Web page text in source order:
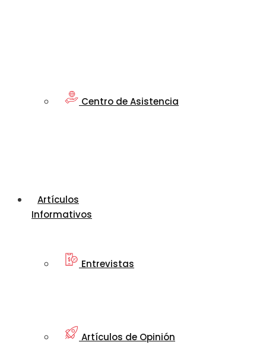
Centro de Asistencia
Artículos
Informativos
Entrevistas
Artículos de Opinión